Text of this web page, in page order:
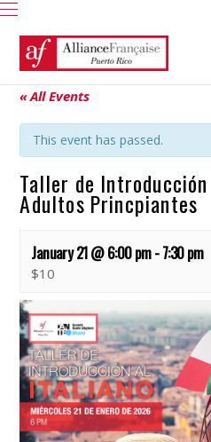
« All Events
This event has passed.
Taller de
Adultos Princpiantes
January 21 @ 6:00 pm-7:30 pm
$10